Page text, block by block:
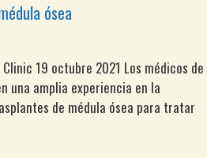
ósea
Clinic 19 octubre 2021 Los médicos de
una amplia experiencia en la
de médula ósea para tratar